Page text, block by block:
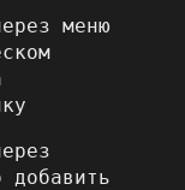
меню
добавить